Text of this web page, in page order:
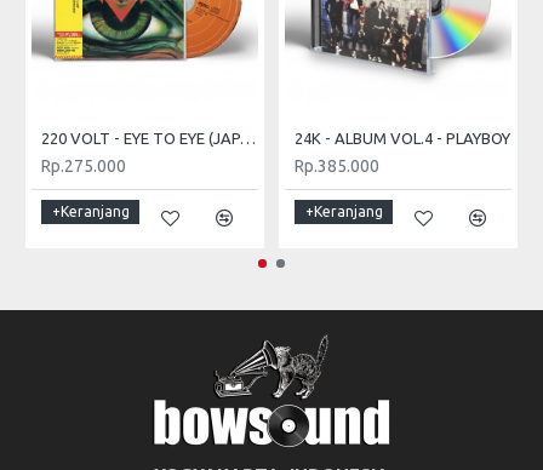
220 VOLT - EYE TO EYE (JAPAN CD + OBI)
Rp.275.000
+Keranjang
24K - ALBUM VOL.4 - PLAYBOY
Rp.385.000
+Keranjang